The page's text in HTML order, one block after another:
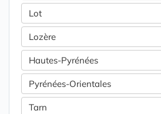
Lot
Lozère
Hautes-Pyrénées
Pyrénées-Orientales
Tarn